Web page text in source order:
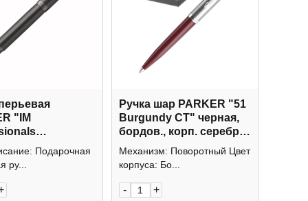
"IM
Titanium"
1,0мм,
2172959
Подарочная
ру...
Ручка шар PARKER "51
Burgundy CT" черная,
бордов., корп. серебро,
1мм 2123498
Механизм: Поворотный Цвет
корпуса: Бо...
- +